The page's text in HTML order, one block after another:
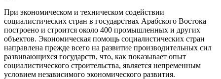
При экономическом и техническом содействии
социалистических стран в государствах Арабского Востока
построено и строится около 400 промышленных и других
объектов. Экономическая помощь социалистических стран
направлена прежде всего на развитие производительных сил
развивающихся государств, что, как показывает опыт
социалистического строительства, является непременным
условием независимого экономического развития.